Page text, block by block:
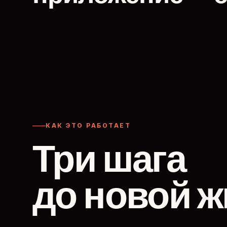
КАК ЭТО РАБОТАЕТ
Три шага
до новой